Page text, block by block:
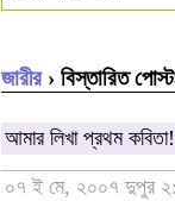
জারীর› বিস্তারিত
আমার লিখা প্রথম কবিতা!
০৭ ই মে, ২০০৭ দুপুর